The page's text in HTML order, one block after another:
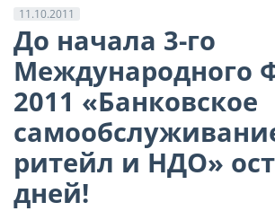
11.10.2011
До начала 3-го
Международного
2011 «Банковское
ритейл и НДО»
дней!